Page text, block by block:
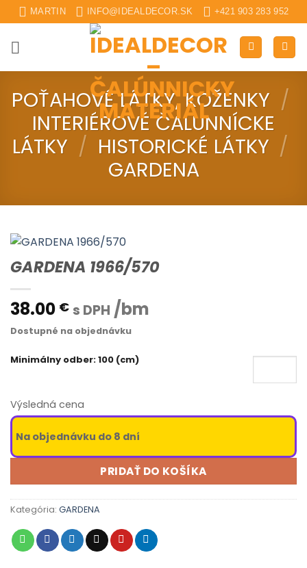
Skip
to
content
MARTIN INFO@IDEALDECOR.SK +421 903 283 952
POŤAHOVÉ LÁTKY, KOŽENKY /
INTERIÉROVÉ ČALUNNÍCKE
LÁTKY / HISTORICKÉ LÁTKY /
GARDENA
GARDENA 1966/570
38.00 € s DPH /bm
Dostupné na objednávku
Minimálny odber: 100 (cm)
Výsledná cena
Na objednávku do 8 dní
PRIDAŤ DO KOŠÍKA
Kategória: GARDENA